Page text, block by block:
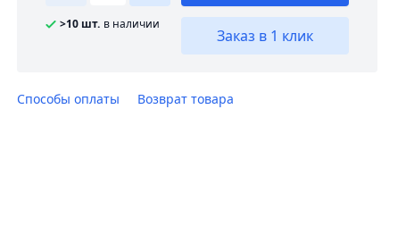
>10 шт. в наличии
Заказ в 1 клик
Способы оплаты Возврат товара